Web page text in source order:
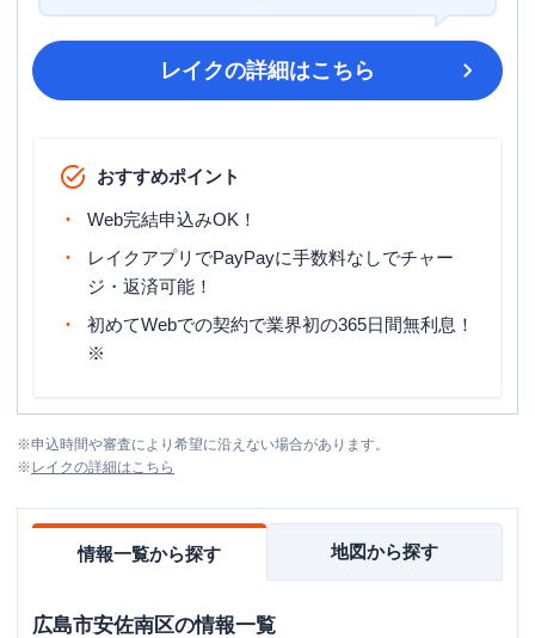
レイクの詳細はこちら
おすすめポイント
Web完結申込みOK！
レイクアプリでPayPayに手数料なしでチャー
ジ・返済可能！
初めてWebでの契約で業界初の365日間無利息！
※
※申込時間や審査により希望に沿えない場合があります。
※ レイクの詳細はこちら
情報一覧から探す 地図から探す
広島市安佐南区の情報一覧